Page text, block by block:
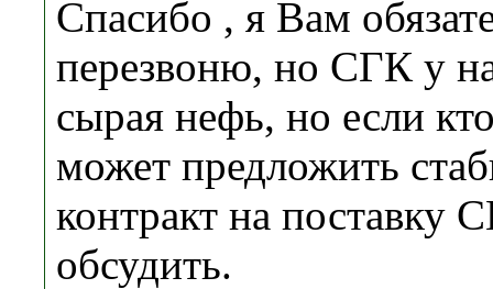
Спасибо , я Вам
перезвоню, но СГК у
сырая нефь, но если
может предложить
контракт на поставку
обсудить.